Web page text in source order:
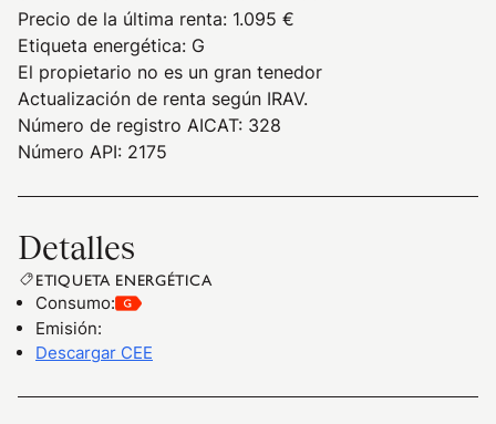
Precio de la última renta: 1.095 €
Etiqueta energética: G
El propietario no es un gran tenedor
Actualización de renta según IRAV.
Número de registro AICAT: 328
Número API: 2175
Detalles
ETIQUETA ENERGÉTICA
Consumo:
Emisión:
Descargar CEE